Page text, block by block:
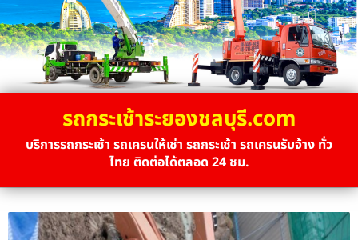
รถกระเช้าระยองชลบุรี.com
บริการรถกระเช้า รถเครนให้เช่า รถกระเช้า รถเครนรับจ้าง ทั่ว
ไทย ติดต่อได้ตลอด 24 ชม.